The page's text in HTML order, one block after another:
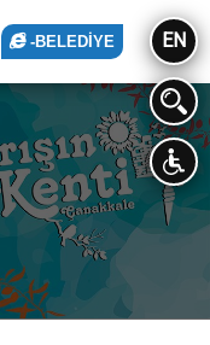
-BELEDİYE EN